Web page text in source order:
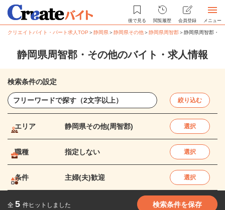
後で見る 閲覧履歴 会員登録 メニュー
クリエイトバイト・パート求人TOP ＞静岡県＞静岡県その他＞静岡県周智郡＞静岡県周智郡・
静岡県周智郡・その他のバイト・求人情報
検索条件の設定
絞り込む
エリア 静岡県その他(周智郡) 選択
職種 指定しない 選択
条件 主婦(夫)歓迎 選択
全 5 件ヒットしました 検索条件を保存